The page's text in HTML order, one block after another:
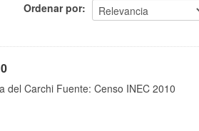
Ordenar por
del Carchi Fuente: Censo INEC 2010